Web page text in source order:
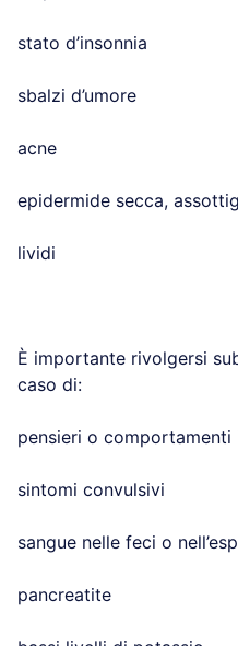
stato d’insonnia
sbalzi d’umore
acne
epidermide secca,
lividi
È importante rivolgersi
caso di:
pensieri o comportamenti
sintomi convulsivi
sangue nelle feci o
pancreatite